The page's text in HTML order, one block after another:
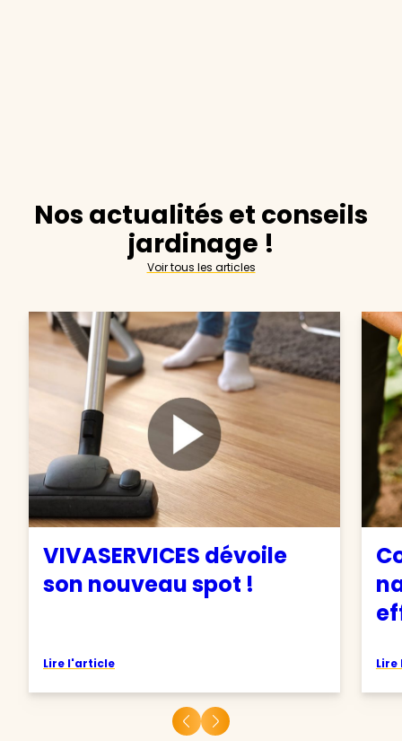
Nos actualités et conseils
jardinage !
Voir tous les articles
VIVASERVICES dévoile
son nouveau spot !
Lire l'article